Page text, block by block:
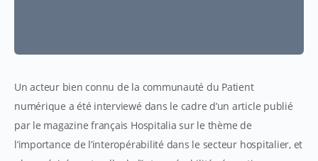
Un acteur bien connu de la communauté du Patient
numérique a été interviewé dans le cadre d’un article publié
par le magazine français Hospitalia sur le thème de
l’importance de l’interopérabilité dans le secteur hospitalier, et